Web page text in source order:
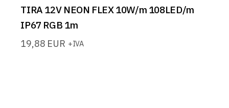
TIRA 12V NEON FLEX 10W/m 108LED/m
IP67 RGB 1m
19,88 EUR +IVA